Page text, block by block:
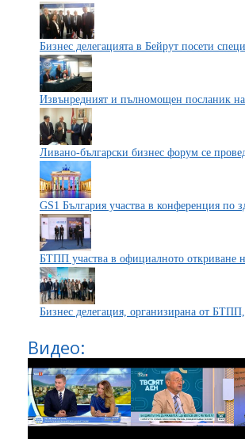
Бизнес делегацията в Бейрут посети
Извънредният и пълномощен посланик
Ливано-български бизнес форум се
GS1 България участва в конференция по
БТПП участва в официалното
Бизнес делегация, организирана от
Видео: